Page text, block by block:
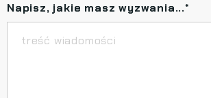
Napisz, jakie masz wyzwania...*